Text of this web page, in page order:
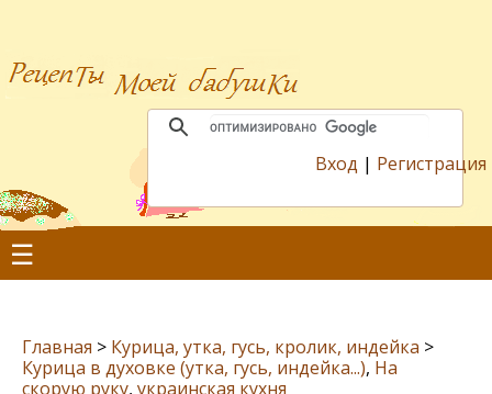
Вход | Регистрация
☰
Главная > Курица, утка, гусь, кролик, индейка >
Курица в духовке (утка, гусь, индейка...), На
скорую руку, украинская кухня